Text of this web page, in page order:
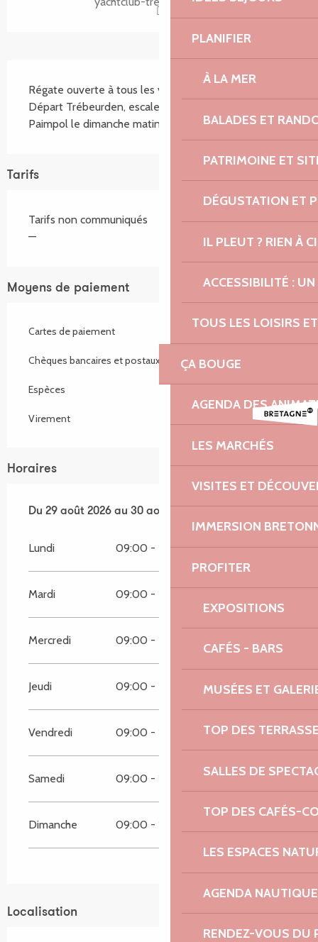
PLANIFIER
À LA MER
BALADES ET
PATRIMOINE ET
DÉGUSTATION ET
IL PLEUT ? RIEN À
ACCESSIBILITÉ :
TOUS LES LOISIRS
ÇA BOUGE
AGENDA DES
LES MARCHÉS
VISITES ET
IMMERSION
PROFITER
EXPOSITIONS
CAFÉS - BARS
MUSÉES ET
TOP DES
SALLES DE
TOP DES CAFÉS-
LES ESPACES
AGENDA NAUTIQUE
RENDEZ-VOUS DU
Régate ouverte à tous les voiliers su un week-end.
Départ Trébeurden, escale à Perros, et départ pour
Paimpol le dimanche matin. Buffet le soir.
Tarifs
Tarifs non communiqués
—
Moyens de paiement
Cartes de paiement
Chèques bancaires et postaux
Espèces
Virement
Horaires
Du 29 août 2026 au 30 août 2026
Du 29 août 2026 au 30 août 2026
Lundi 09:00 - 18:00
Mardi 09:00 - 18:00
Mercredi 09:00 - 18:00
Jeudi 09:00 - 18:00
Vendredi 09:00 - 18:00
Samedi 09:00 - 18:00
Dimanche 09:00 - 18:00
Localisation